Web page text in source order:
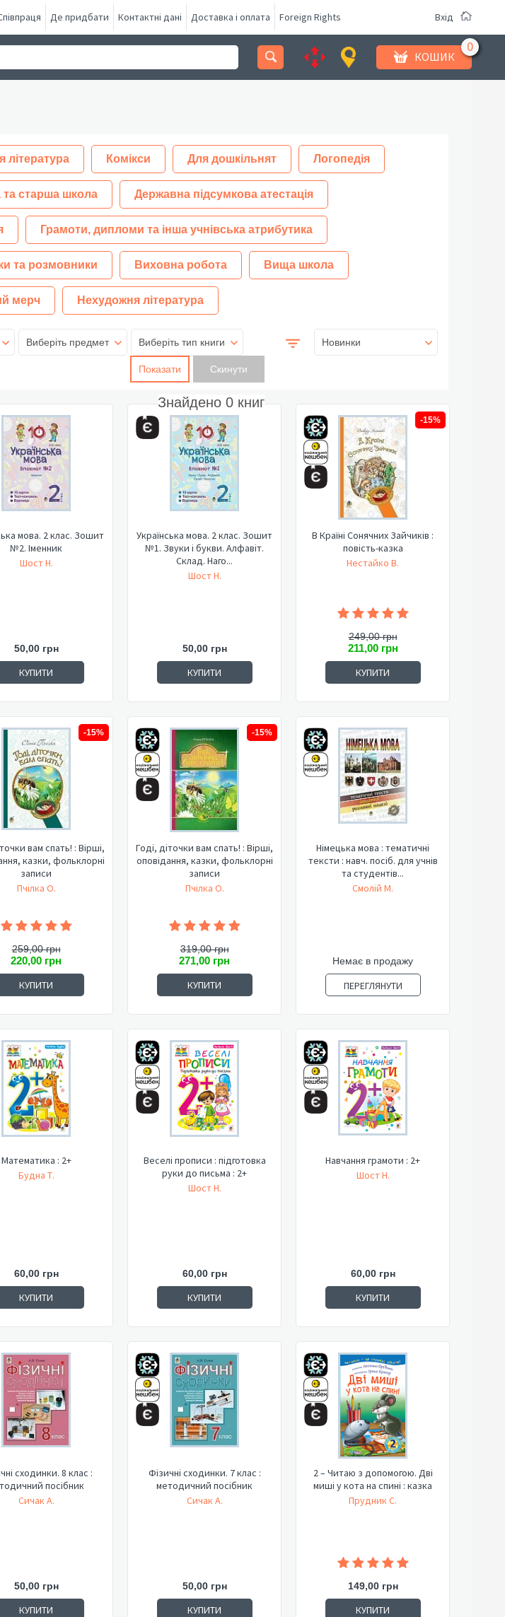
Де придбати Контактні дані Доставка і оплата Foreign Rights Вхід
КОШИК
література Комікси Для дошкільнят Логопедія
старша школа Державна підсумкова атестація
Грамоти, дипломи та інша учнівська атрибутика
та розмовники Виховна робота Вища школа
мерч Нехудожня література
Виберіть предмет Виберіть тип книги
Показати
Знайдено 0 книг
Новинки
мова. 2 клас. Зошит
№2. Іменник
Шост Н.
50,00 грн
КУПИТИ
Українська мова. 2 клас. Зошит
№1. Звуки і букви. Алфавіт.
Склад. Наго...
Шост Н.
50,00 грн
КУПИТИ
-15%
В Країні Сонячних Зайчиків :
повість-казка
Нестайко В.
249,00 грн
211,00 грн
КУПИТИ
-15%
вам спать! : Вірші,
казки, фольклорні
записи
Пчілка О.
259,00 грн
220,00 грн
КУПИТИ
-15%
Годі, діточки вам спать! : Вірші,
оповідання, казки, фольклорні
записи
Пчілка О.
319,00 грн
271,00 грн
КУПИТИ
Німецька мова : тематичні
тексти : навч. посіб. для учнів
та студентів...
Смолій М.
Немає в продажу
ПЕРЕГЛЯНУТИ
Математика : 2+
Будна Т.
60,00 грн
КУПИТИ
Веселі прописи : підготовка
руки до письма : 2+
Шост Н.
60,00 грн
КУПИТИ
Навчання грамоти : 2+
Шост Н.
60,00 грн
КУПИТИ
сходинки. 8 клас :
посібник
Сичак А.
50,00 грн
КУПИТИ
Фізичні сходинки. 7 клас :
методичний посібник
Сичак А.
50,00 грн
КУПИТИ
2 – Читаю з допомогою. Дві
миші у кота на спині : казка
Прудник С.
149,00 грн
КУПИТИ